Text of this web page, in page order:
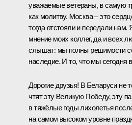
уважаемые ветераны, в самую
как молитву. Москва – это
тогда отстояли и передали
мнение моих коллег, да и всех
слышат: мы полны решимости
наследие. И то, что мы сегодня
Дорогие друзья! В Беларуси не
чтят эту Великую Победу, эту
в тяжёлые годы лихолетья
на самом высоком уровне